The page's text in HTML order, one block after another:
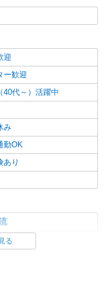
迎
ー歓迎
40代～）活躍中
み
勤OK
あり
る